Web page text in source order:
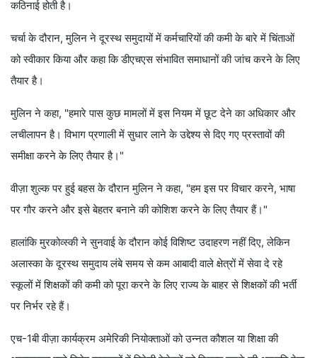
कठिनाई होती है।
चर्चा के दौरान, मुलिन ने दूरस्थ समुदायों में कर्मचारियों की कमी के बारे में चिंताओं
को स्वीकार किया और कहा कि डीएचएस संभावित समाधानों की जांच करने के लिए
तैयार है।
मुलिन ने कहा, "हमारे पास कुछ मामलों में इस नियम में छूट देने का अधिकार और
लचीलापन है। विभाग प्रणाली में सुधार लाने के उद्देश्य से दिए गए प्रस्तावों की
समीक्षा करने के लिए तैयार है।"
वीज़ा शुल्क पर हुई बहस के दौरान मुलिन ने कहा, "हम इस पर विचार करने, भाषा
पर गौर करने और इसे बेहतर बनाने की कोशिश करने के लिए तैयार हैं।"
हालांकि मुरकोव्स्की ने सुनवाई के दौरान कोई विशिष्ट उदाहरण नहीं दिए, लेकिन
अलास्का के दूरस्थ समुदाय लंबे समय से कम आबादी वाले क्षेत्रों में सेवा दे रहे
स्कूलों में शिक्षकों की कमी को पूरा करने के लिए राज्य के बाहर से शिक्षकों की भर्ती
पर निर्भर रहे हैं।
एच-1बी वीज़ा कार्यक्रम अमेरिकी नियोक्ताओं को उन्नत कौशल या शिक्षा की